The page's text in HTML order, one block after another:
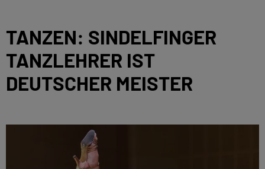
TANZEN: SINDELFINGER
TANZLEHRER IST
DEUTSCHER MEISTER